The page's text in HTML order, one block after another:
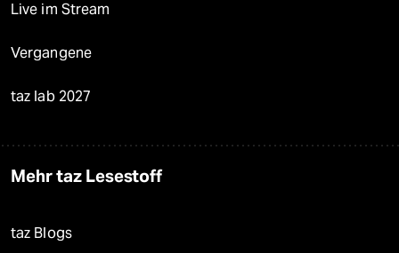
Live im Stream
Vergangene
taz lab 2027
Mehr taz Lesestoff
taz Blogs